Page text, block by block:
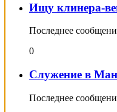
Ищу клинера-
Последнее
0
Служение в
Последнее